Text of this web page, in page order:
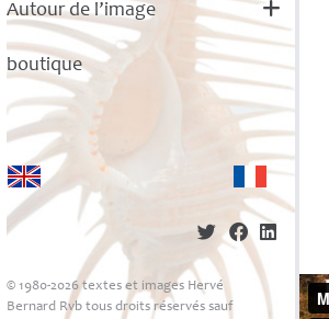
Autour de l’image
boutique
© 1980-2026 textes et images Hervé
Bernard Rvb tous droits réservés sauf